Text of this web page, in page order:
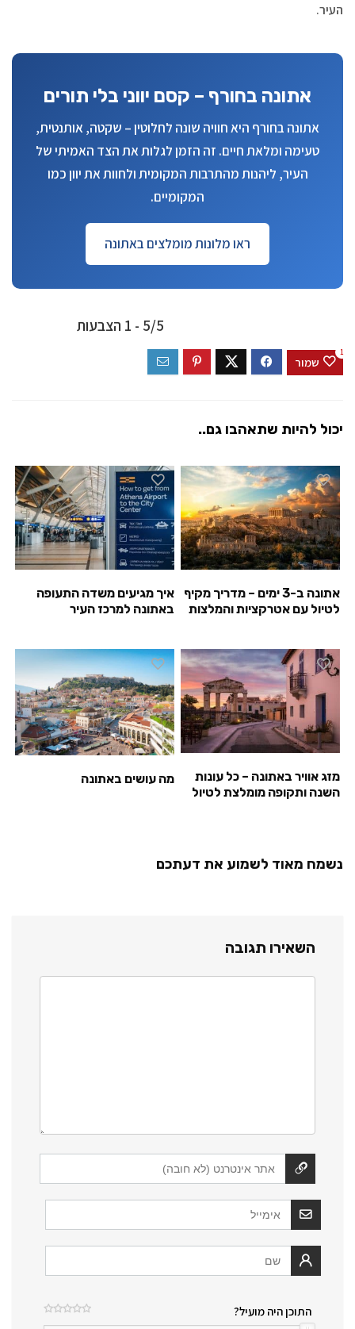
העיר.
אתונה בחורף – קסם יווני בלי תורים
אתונה בחורף היא חוויה שונה לחלוטין – שקטה, אותנטית,
טעימה ומלאת חיים. זה הזמן לגלות את הצד האמיתי של
העיר, ליהנות מהתרבות המקומית ולחוות את יוון כמו
המקומיים.
ראו מלונות מומלצים באתונה
5/5 - 1 הצבעות
שמור
1
יכול להיות שתאהבו גם..
אתונה ב-3 ימים – מדריך מקיף
לטיול עם אטרקציות והמלצות
איך מגיעים משדה התעופה
באתונה למרכז העיר
מזג אוויר באתונה – כל עונות
השנה ותקופה מומלצת לטיול
מה עושים באתונה
נשמח מאוד לשמוע את דעתכם
השאירו תגובה
התוכן היה מועיל?